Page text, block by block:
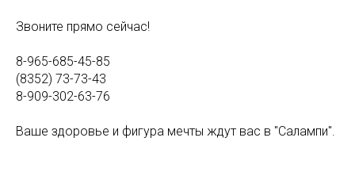
Звоните прямо сейчас!
8-965-685-45-85
(8352) 73-73-43
8-909-302-63-76
Ваше здоровье и фигура мечты ждут вас в "Салампи".